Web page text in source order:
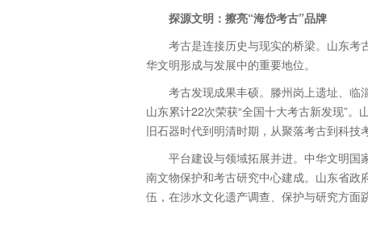
探源文明：擦亮“海岱考古”品牌
考古是连接历史与现实的桥梁。山东考
华文明形成与发展中的重要地位。
考古发现成果丰硕。滕州岗上遗址、临
山东累计22次荣获“全国十大考古新发现”
旧石器时代到明清时期，从聚落考古到科技
平台建设与领域拓展并进。中华文明国
南文物保护和考古研究中心建成。山东省
伍，在涉水文化遗产调查、保护与研究方面